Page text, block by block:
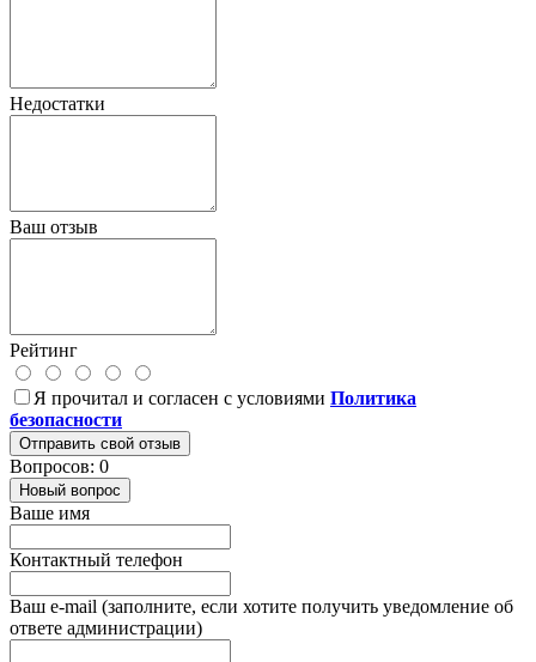
Недостатки
Ваш отзыв
Рейтинг
Я прочитал и согласен с условиями Политика
безопасности
Отправить свой отзыв
Вопросов: 0
Новый вопрос
Ваше имя
Контактный телефон
Ваш e-mail (заполните, если хотите получить уведомление об
ответе администрации)